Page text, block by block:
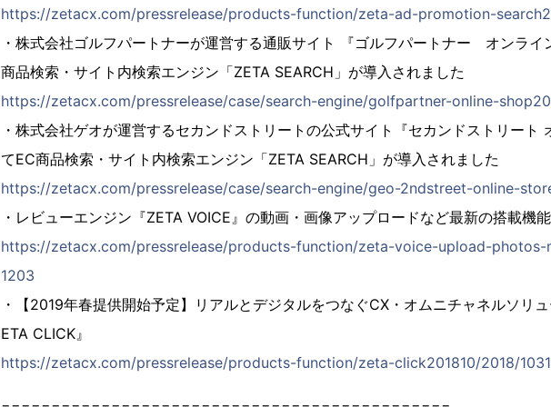
https://zetacx.com/pressrelease/products-function/zeta-ad-promotion-
・株式会社ゴルフパートナーが運営する通販サイト 『ゴルフパートナー オンライ
商品検索・サイト内検索エンジン「ZETA SEARCH」が導入されました
https://zetacx.com/pressrelease/case/search-engine/golfpartner-online-
・株式会社ゲオが運営するセカンドストリートの公式サイト『セカンドストリート
てEC商品検索・サイト内検索エンジン「ZETA SEARCH」が導入されました
https://zetacx.com/pressrelease/case/search-engine/geo-2ndstreet-online-
・レビューエンジン『ZETA VOICE』の動画・画像アップロードなど最新の搭載機
https://zetacx.com/pressrelease/products-function/zeta-voice-upload-photos-
1203
・【2019年春提供開始予定】リアルとデジタルをつなぐCX・オムニチャネルソリ
ETA CLICK』
https://zetacx.com/pressrelease/products-function/zeta-click201810/2018/1031